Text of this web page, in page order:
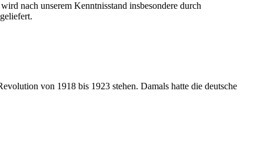
nach unserem Kenntnisstand insbesondere durch
von 1918 bis 1923 stehen. Damals hatte die deutsche